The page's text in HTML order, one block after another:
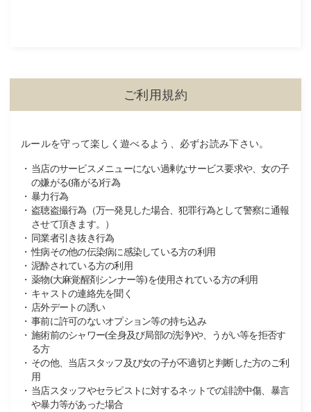
ご利用規約
ルールを守って楽しく遊べるよう、必ずお読み下さい。
当店のサービスメニューにない過剰なサービス要求や、女の子
の嫌がる(痛がる)行為
暴力行為
盗聴盗撮行為（万一発見した場合、犯罪行為として警察に通報
させて頂きます。）
同業者引き抜き行為
性病その他の伝染病に感染している方の利用
泥酔されている方の利用
薬物(大麻覚醒剤シンナー等)を使用されている方の利用
キャストの連絡先を聞く
店外デートの誘い
事前に許可のないオプション等の持ち込み
施術前のシャワー(全身及び局部の洗浄)や、うがい等を拒否す
る方
その他、当店スタッフ及び女の子が不適切と判断した方のご利
用
当店スタッフやセラピストに対するネットでの誹謗中傷、暴言
や暴力等があった場合